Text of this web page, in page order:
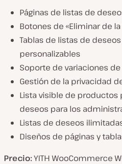
Páginas de listas de
Botones de «Eliminar de
Tablas de listas de
personalizables
Soporte de variaciones
Gestión de la privacidad
Lista visible de productos
deseos para los
Listas de deseos
Diseños de páginas y
Precio:YITH WooCommerce